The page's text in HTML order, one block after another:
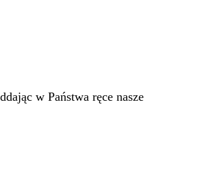
w Państwa ręce nasze